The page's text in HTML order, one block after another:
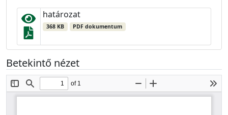
határozat
368 KB PDF dokumentum
Betekintő nézet